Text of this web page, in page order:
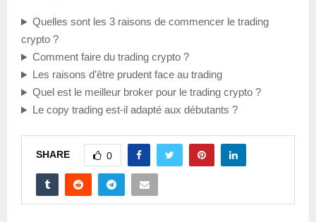
Quelles sont les 3 raisons de commencer le trading
crypto ?
Comment faire du trading crypto ?
Les raisons d’être prudent face au trading
Quel est le meilleur broker pour le trading crypto ?
Le copy trading est-il adapté aux débutants ?
SHARE 0